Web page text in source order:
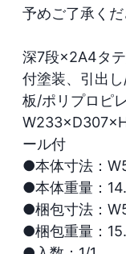
予めご了承くだ
深7段×2A4タ
付塗装、引出
板/ポリプロピ
ール付
●本体寸法：
●本体重量：
●梱包寸法：
●梱包重量：